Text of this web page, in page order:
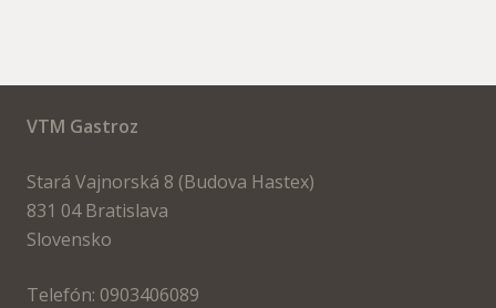
VTM Gastroz
Stará Vajnorská 8 (Budova Hastex)
831 04 Bratislava
Slovensko
Telefón: 0903406089